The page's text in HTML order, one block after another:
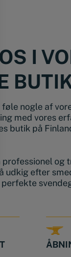
I
nogle af
med vores
butik på
professionel og
udkig efter